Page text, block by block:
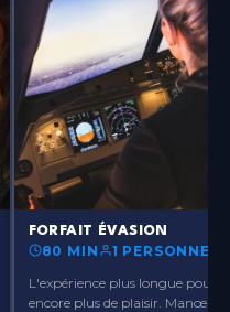
FORFAIT ÉVASION
80 MIN
1 PERSONNE
L'expérience plus longue pour
encore plus de plaisir.